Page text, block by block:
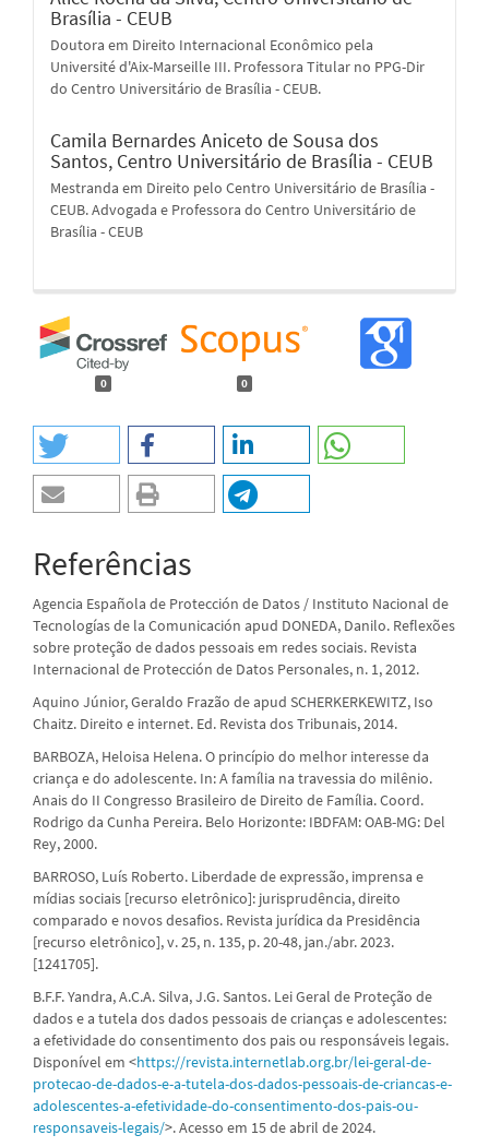
Brasília - CEUB
Doutora em Direito Internacional Econômico pela
Université d'Aix-Marseille III. Professora Titular no PPG-Dir
do Centro Universitário de Brasília - CEUB.
Camila Bernardes Aniceto de Sousa dos
Santos, Centro Universitário de Brasília - CEUB
Mestranda em Direito pelo Centro Universitário de Brasília -
CEUB. Advogada e Professora do Centro Universitário de
Brasília - CEUB
0 0
Referências
Agencia Española de Protección de Datos / Instituto Nacional de
Tecnologías de la Comunicación apud DONEDA, Danilo. Reflexões
sobre proteção de dados pessoais em redes sociais. Revista
Internacional de Protección de Datos Personales, n. 1, 2012.
Aquino Júnior, Geraldo Frazão de apud SCHERKERKEWITZ, Iso
Chaitz. Direito e internet. Ed. Revista dos Tribunais, 2014.
BARBOZA, Heloisa Helena. O princípio do melhor interesse da
criança e do adolescente. In: A família na travessia do milênio.
Anais do II Congresso Brasileiro de Direito de Família. Coord.
Rodrigo da Cunha Pereira. Belo Horizonte: IBDFAM: OAB-MG: Del
Rey, 2000.
BARROSO, Luís Roberto. Liberdade de expressão, imprensa e
mídias sociais [recurso eletrônico]: jurisprudência, direito
comparado e novos desafios. Revista jurídica da Presidência
[recurso eletrônico], v. 25, n. 135, p. 20-48, jan./abr. 2023.
[1241705].
B.F.F. Yandra, A.C.A. Silva, J.G. Santos. Lei Geral de Proteção de
dados e a tutela dos dados pessoais de crianças e adolescentes:
a efetividade do consentimento dos pais ou responsáveis legais.
Disponível em <https://revista.internetlab.org.br/lei-geral-de-
protecao-de-dados-e-a-tutela-dos-dados-pessoais-de-criancas-e-
adolescentes-a-efetividade-do-consentimento-dos-pais-ou-
responsaveis-legais/>. Acesso em 15 de abril de 2024.